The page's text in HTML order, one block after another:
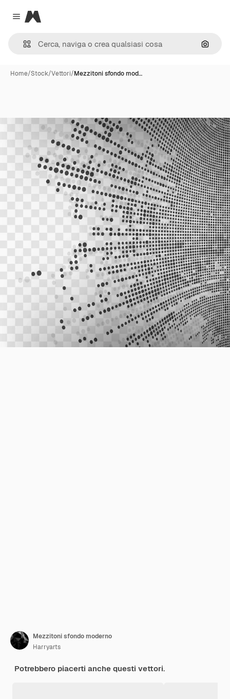
Close menu
Magnific
Cerca
Home/Stock/Vettori/Mezzitoni sfondo mod…
Mezzitoni sfondo moderno
Harryarts
Potrebbero piacerti anche questi vettori.